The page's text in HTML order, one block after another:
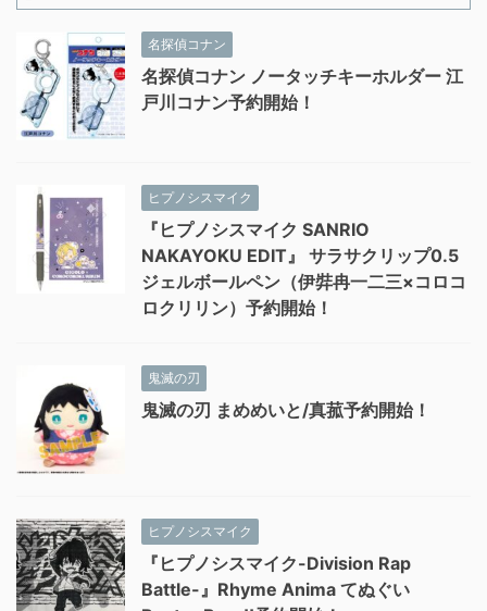
名探偵コナン
名探偵コナン ノータッチキーホルダー 江
戸川コナン予約開始！
ヒプノシスマイク
『ヒプノシスマイク SANRIO
NAKAYOKU EDIT』 サラサクリップ0.5
ジェルボールペン（伊弉冉一二三×コロコ
ロクリリン）予約開始！
鬼滅の刃
鬼滅の刃 まめめいと/真菰予約開始！
ヒプノシスマイク
『ヒプノシスマイク-Division Rap
Battle-』Rhyme Anima てぬぐい